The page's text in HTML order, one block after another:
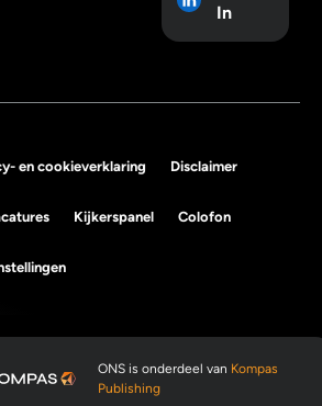
In
en cookieverklaring Disclaimer
Kijkerspanel Colofon
ONS is onderdeel van Kompas
Publishing